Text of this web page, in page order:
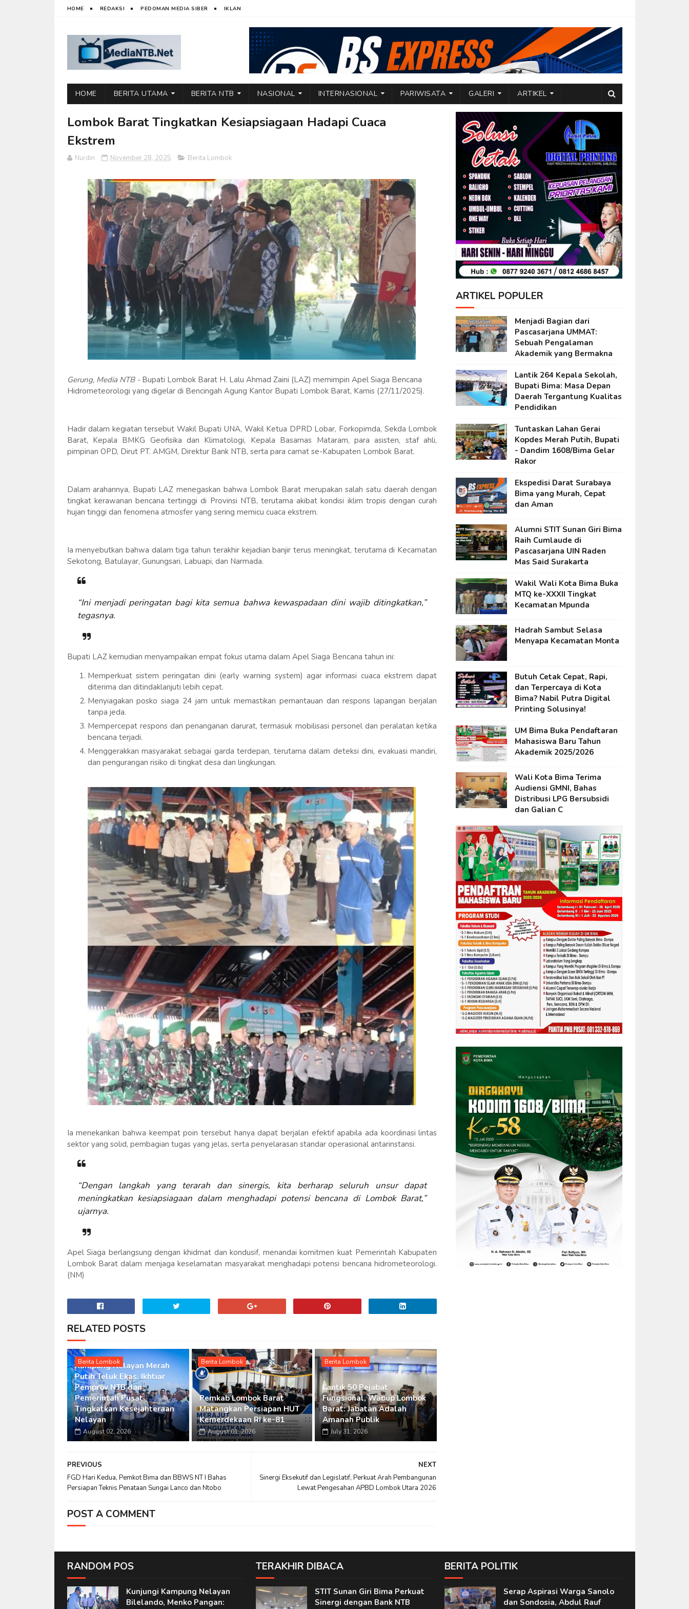
HOME REDAKSI PEDOMAN MEDIA SIBER IKLAN
HOME BERITA UTAMA BERITA NTB NASIONAL INTERNASIONAL PARIWISATA GALERI ARTIKEL
Lombok Barat Tingkatkan Kesiapsiagaan Hadapi Cuaca
Ekstrem
Nurdin November 28, 2025 Berita Lombok
Gerung, Media NTB - Bupati Lombok Barat H. Lalu Ahmad Zaini (LAZ) memimpin Apel Siaga Bencana
Hidrometeorologi yang digelar di Bencingah Agung Kantor Bupati Lombok Barat, Kamis (27/11/2025).
Hadir dalam kegiatan tersebut Wakil Bupati UNA, Wakil Ketua DPRD Lobar, Forkopimda, Sekda Lombok
Barat, Kepala BMKG Geofisika dan Klimatologi, Kepala Basarnas Mataram, para asisten, staf ahli,
pimpinan OPD, Dirut PT. AMGM, Direktur Bank NTB, serta para camat se-Kabupaten Lombok Barat.
Dalam arahannya, Bupati LAZ menegaskan bahwa Lombok Barat merupakan salah satu daerah dengan
tingkat kerawanan bencana tertinggi di Provinsi NTB, terutama akibat kondisi iklim tropis dengan curah
hujan tinggi dan fenomena atmosfer yang sering memicu cuaca ekstrem.
Ia menyebutkan bahwa dalam tiga tahun terakhir kejadian banjir terus meningkat, terutama di Kecamatan
Sekotong, Batulayar, Gunungsari, Labuapi, dan Narmada.
“Ini menjadi peringatan bagi kita semua bahwa kewaspadaan dini wajib ditingkatkan,”
tegasnya.
Bupati LAZ kemudian menyampaikan empat fokus utama dalam Apel Siaga Bencana tahun ini:
Memperkuat sistem peringatan dini (early warning system) agar informasi cuaca ekstrem dapat
diterima dan ditindaklanjuti lebih cepat.
Menyiagakan posko siaga 24 jam untuk memastikan pemantauan dan respons lapangan berjalan
tanpa jeda.
Mempercepat respons dan penanganan darurat, termasuk mobilisasi personel dan peralatan ketika
bencana terjadi.
Menggerakkan masyarakat sebagai garda terdepan, terutama dalam deteksi dini, evakuasi mandiri,
dan pengurangan risiko di tingkat desa dan lingkungan.
Ia menekankan bahwa keempat poin tersebut hanya dapat berjalan efektif apabila ada koordinasi lintas
sektor yang solid, pembagian tugas yang jelas, serta penyelarasan standar operasional antarinstansi.
“Dengan langkah yang terarah dan sinergis, kita berharap seluruh unsur dapat
meningkatkan kesiapsiagaan dalam menghadapi potensi bencana di Lombok Barat,”
ujarnya.
Apel Siaga berlangsung dengan khidmat dan kondusif, menandai komitmen kuat Pemerintah Kabupaten
Lombok Barat dalam menjaga keselamatan masyarakat menghadapi potensi bencana hidrometeorologi.
(NM)
RELATED POSTS
Berita Lombok
Kampung Nelayan Merah
Putih Teluk Ekas, Ikhtiar
Pemprov NTB dan
Pemerintah Pusat
Tingkatkan Kesejahteraan
Nelayan
August 02, 2026
Berita Lombok
Pemkab Lombok Barat
Matangkan Persiapan HUT
Kemerdekaan RI ke-81
August 01, 2026
Berita Lombok
Lantik 50 Pejabat
Fungsional, Wabup Lombok
Barat: Jabatan Adalah
Amanah Publik
July 31, 2026
NEXT
Sinergi Eksekutif dan Legislatif, Perkuat Arah Pembangunan
Lewat Pengesahan APBD Lombok Utara 2026
PREVIOUS
FGD Hari Kedua, Pemkot Bima dan BBWS NT I Bahas
Persiapan Teknis Penataan Sungai Lanco dan Ntobo
POST A COMMENT
ARTIKEL POPULER
Menjadi Bagian dari
Pascasarjana UMMAT:
Sebuah Pengalaman
Akademik yang Bermakna
Lantik 264 Kepala Sekolah,
Bupati Bima: Masa Depan
Daerah Tergantung Kualitas
Pendidikan
Tuntaskan Lahan Gerai
Kopdes Merah Putih, Bupati
- Dandim 1608/Bima Gelar
Rakor
Ekspedisi Darat Surabaya
Bima yang Murah, Cepat
dan Aman
Alumni STIT Sunan Giri Bima
Raih Cumlaude di
Pascasarjana UIN Raden
Mas Said Surakarta
Wakil Wali Kota Bima Buka
MTQ ke-XXXII Tingkat
Kecamatan Mpunda
Hadrah Sambut Selasa
Menyapa Kecamatan Monta
Butuh Cetak Cepat, Rapi,
dan Terpercaya di Kota
Bima? Nabil Putra Digital
Printing Solusinya!
UM Bima Buka Pendaftaran
Mahasiswa Baru Tahun
Akademik 2025/2026
Wali Kota Bima Terima
Audiensi GMNI, Bahas
Distribusi LPG Bersubsidi
dan Galian C
RANDOM POS
Kunjungi Kampung Nelayan
Bilelando, Menko Pangan:
TERAKHIR DIBACA
STIT Sunan Giri Bima Perkuat
Sinergi dengan Bank NTB
BERITA POLITIK
Serap Aspirasi Warga Sanolo
dan Sondosia, Abdul Rauf